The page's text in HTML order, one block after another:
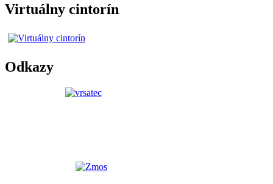
Virtuálny cintorín
Odkazy